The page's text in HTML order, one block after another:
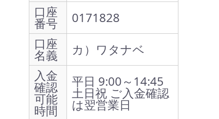
口座
番号
0171828
口座
名義
カ）ワタナベ
入金
確認
可能
時間
平日 9:00～14:45
土日祝 ご入金確認
は翌営業日